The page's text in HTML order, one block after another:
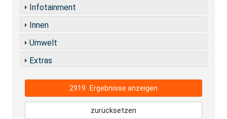
Infotainment
Innen
Umwelt
Extras
2919 Ergebnisse anzeigen
zurücksetzen